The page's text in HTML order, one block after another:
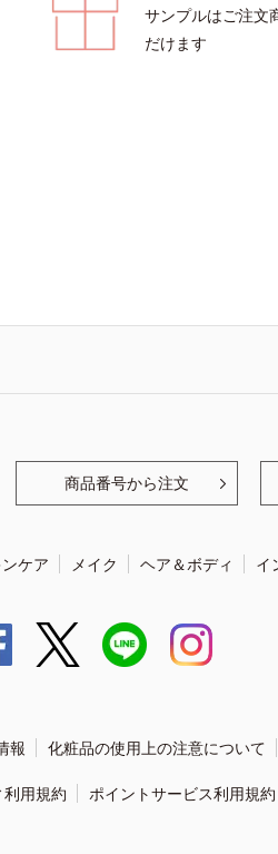
サンプルはご注文
だけます
商品番号から注文
ケア メイク ヘア＆ボディ イ
報 化粧品の使用上の注意について
用規約 ポイントサービス利用規約